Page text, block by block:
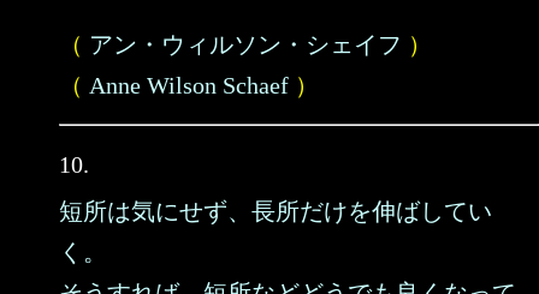
（ アン・ウィルソン・シェイフ ）
（ Anne Wilson Schaef ）
10.
短所は気にせず、長所だけを伸ばしてい
く。